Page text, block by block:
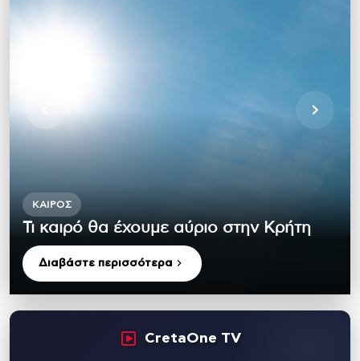
ΚΑΙΡΌΣ
Τι καιρό θα έχουμε αύριο στην Κρήτη
Διαβάστε περισσότερα
CretaOne TV